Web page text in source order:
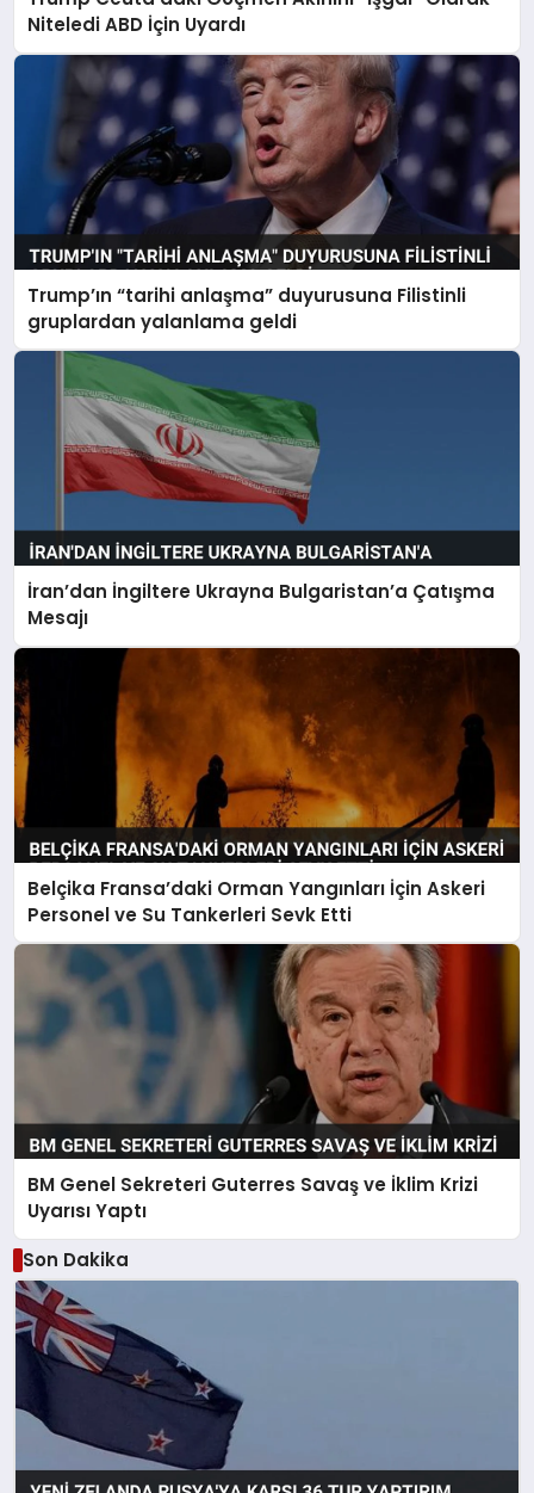
Niteledi ABD İçin Uyardı
Trump’ın “tarihi anlaşma” duyurusuna Filistinli
gruplardan yalanlama geldi
İran’dan İngiltere Ukrayna Bulgaristan’a Çatışma
Mesajı
Belçika Fransa’daki Orman Yangınları İçin Askeri
Personel ve Su Tankerleri Sevk Etti
BM Genel Sekreteri Guterres Savaş ve İklim Krizi
Uyarısı Yaptı
Son Dakika